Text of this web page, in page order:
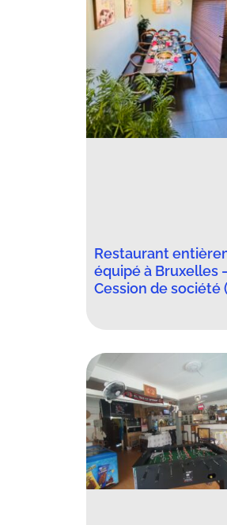
Restaurant
équipé à Bruxelles
Cession de société